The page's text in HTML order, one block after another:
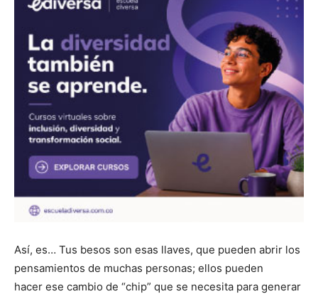
Así, es… Tus besos son esas llaves, que pueden abrir los
pensamientos de muchas personas; ellos pueden
hacer ese cambio de “chip” que se necesita para generar